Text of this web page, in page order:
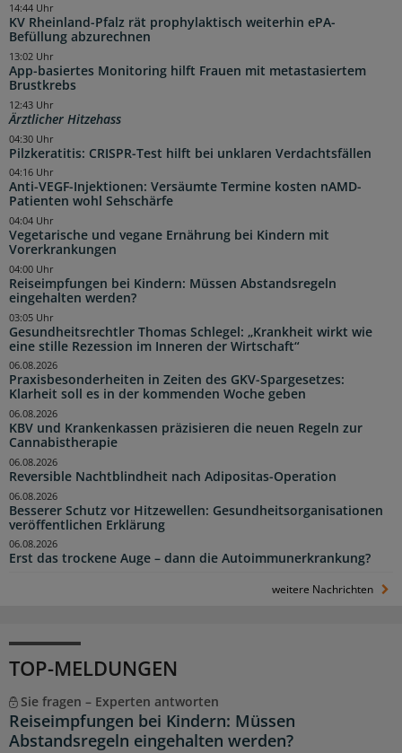
KV Rheinland-Pfalz rät prophylaktisch weiterhin ePA-
Befüllung abzurechnen
14:44 Uhr
App-basiertes Monitoring hilft Frauen mit metastasiertem
Brustkrebs
13:02 Uhr
Ärztlicher Hitzehass
12:43 Uhr
Pilzkeratitis: CRISPR-Test hilft bei unklaren Verdachtsfällen
04:30 Uhr
Anti-VEGF-Injektionen: Versäumte Termine kosten nAMD-
Patienten wohl Sehschärfe
04:16 Uhr
Vegetarische und vegane Ernährung bei Kindern mit
Vorerkrankungen
04:04 Uhr
Reiseimpfungen bei Kindern: Müssen Abstandsregeln
eingehalten werden?
04:00 Uhr
Gesundheitsrechtler Thomas Schlegel: „Krankheit wirkt wie
eine stille Rezession im Inneren der Wirtschaft“
03:05 Uhr
Praxisbesonderheiten in Zeiten des GKV-Spargesetzes:
Klarheit soll es in der kommenden Woche geben
06.08.2026
KBV und Krankenkassen präzisieren die neuen Regeln zur
Cannabistherapie
06.08.2026
Reversible Nachtblindheit nach Adipositas-Operation
06.08.2026
Besserer Schutz vor Hitzewellen: Gesundheitsorganisationen
veröffentlichen Erklärung
06.08.2026
Erst das trockene Auge – dann die Autoimmunerkrankung?
06.08.2026
weitere Nachrichten
TOP-MELDUNGEN
Sie fragen – Experten antworten
Reiseimpfungen bei Kindern: Müssen
Abstandsregeln eingehalten werden?